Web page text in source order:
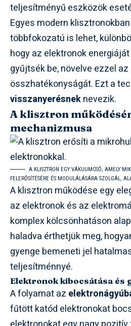
teljesítményű eszközök
Egyes modern
többfokozatú is lehet,
hogy az elektronok
gyűjtsék be, növelve ezzel
összhatékonyságát. Ezt a
visszanyerésneknevezik.
A klisztron
mechanizmusa
A KLISZTRON EGY VÁKUUMCSŐ, AMELY
FELERŐSÍTÉSÉRE ÉS MODULÁLÁSÁRA SZOLGÁL,
A klisztron működése egy
az elektronok és az
komplex kölcsönhatáson
haladva érthetjük meg,
gyenge bemeneti jel
teljesítménnyé.
Elektronok kibocsátása és
A folyamat az
fűtött katód elektronokat